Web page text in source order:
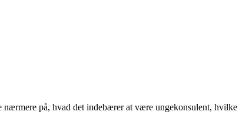
på, hvad det indebærer at være ungekonsulent, hvilke